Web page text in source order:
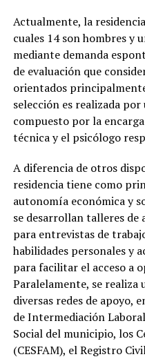
Actualmente, la
cuales 14 son hombres y
mediante demanda
de evaluación que
orientados
selección es realizada
compuesto por la
técnica y el psicólogo
A diferencia de otros
residencia tiene como
autonomía económica y
se desarrollan talleres
para entrevistas de
habilidades personales y
para facilitar el acceso a
Paralelamente, se realiza
diversas redes de apoyo,
de Intermediación
Social del municipio, los
(CESFAM), el Registro